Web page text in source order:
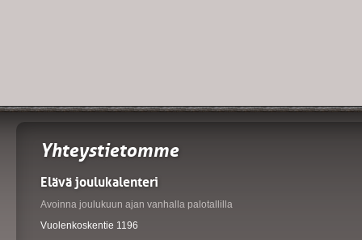
Yhteystietomme
Elävä joulukalenteri
Avoinna joulukuun ajan vanhalla palotallilla
Vuolenkoskentie 1196